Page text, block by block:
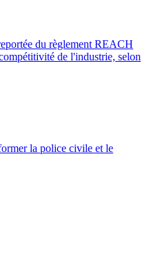
du règlement REACH
de l'industrie, selon
la police civile et le